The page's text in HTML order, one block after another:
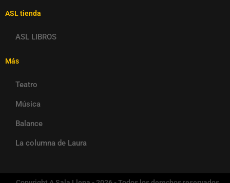
ASL tienda
ASL LIBROS
Más
Teatro
Música
Balance
La columna de Laura